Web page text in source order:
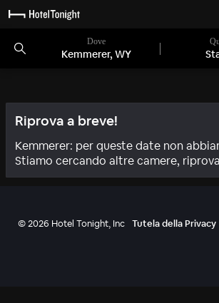
Dove
Kemmerer, WY
Riprova a breve!
Kemmerer: per queste date non
Stiamo cercando altre camere,
©2026 Hotel Tonight, Inc Tutela della Privacy